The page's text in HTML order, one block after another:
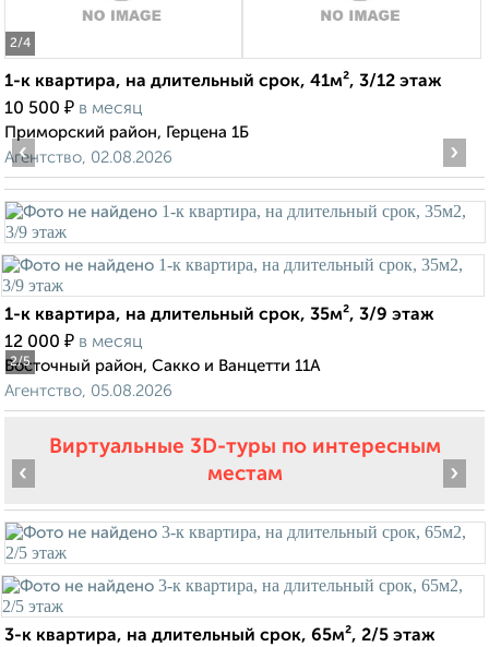
2/4
1-к квартира, на длительный срок, 41м², 3/12 этаж
10 500 ₽ в месяц
Приморский район, Герцена 1Б
Агентство, 02.08.2026
2/5
‹ ›
1-к квартира, на длительный срок, 35м², 3/9 этаж
12 000 ₽ в месяц
Восточный район, Сакко и Ванцетти 11А
Агентство, 05.08.2026
Виртуальные 3D-туры по интересным
местам
‹ ›
3-к квартира, на длительный срок, 65м², 2/5 этаж